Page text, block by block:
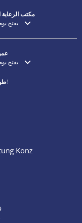
مكتب الرعاية
انقر
يفتح يوم
انقر
يفتح يوم
فقط باتفاق هاتفي!
Konz